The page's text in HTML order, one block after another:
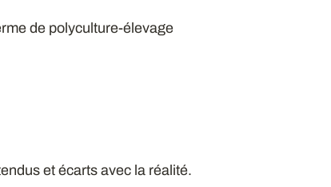
de polyculture-élevage
et écarts avec la réalité.